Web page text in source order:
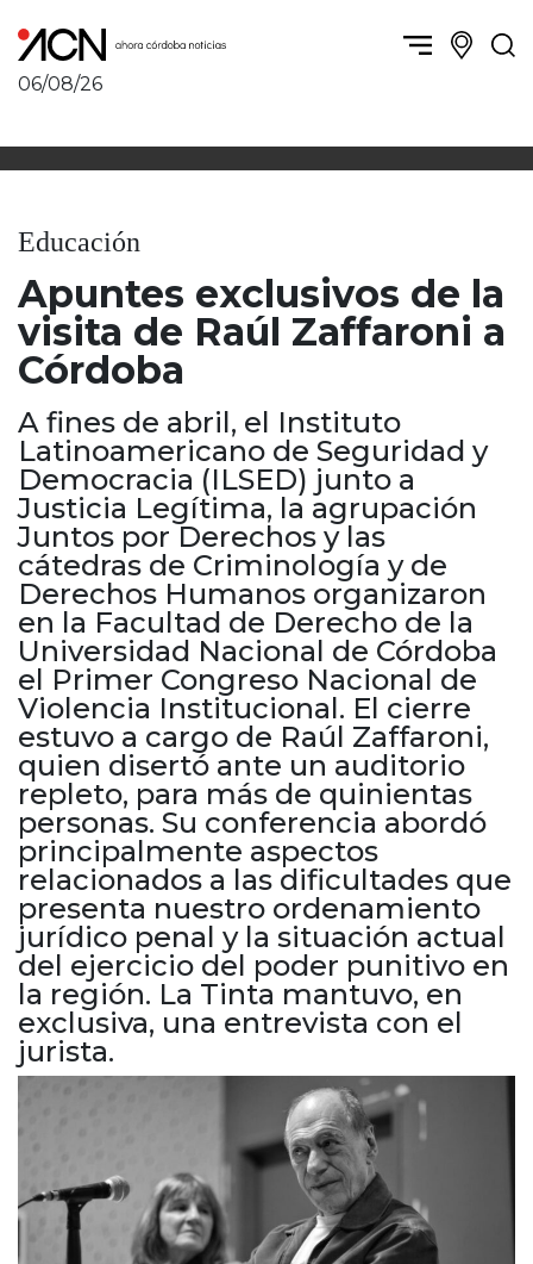
06/08/26
Política y Economía
Córdoba obrera
Ambiente y sustentabilidad
Deportes
Córdoba diverse
Córdoba independiente
Internacionales
Humor
Córdoba, la ciudad
San Francisco y zona
Traslasierra
Punilla / Carlos Paz
Marcos Juárez
Río Primero
Valle de Calamuchita
Jesús María y norte
Cruz del Eje
Corredor de Ansenuza
La Carlota y zona
Laboulaye y sur
Bell Ville
Río Tercero
Despeñaderos
Educación
Apuntes exclusivos de la
visita de Raúl Zaffaroni a
Córdoba
A fines de abril, el Instituto
Latinoamericano de Seguridad y
Democracia (ILSED) junto a
Justicia Legítima, la agrupación
Juntos por Derechos y las
cátedras de Criminología y de
Derechos Humanos organizaron
en la Facultad de Derecho de la
Universidad Nacional de Córdoba
el Primer Congreso Nacional de
Violencia Institucional. El cierre
estuvo a cargo de Raúl Zaffaroni,
quien disertó ante un auditorio
repleto, para más de quinientas
personas. Su conferencia abordó
principalmente aspectos
relacionados a las dificultades que
presenta nuestro ordenamiento
jurídico penal y la situación actual
del ejercicio del poder punitivo en
la región. La Tinta mantuvo, en
exclusiva, una entrevista con el
jurista.